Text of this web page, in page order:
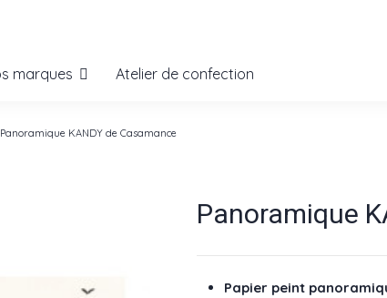
marques Atelier de confection
Panoramique KANDY de Casamance
Panoramique
Papier peint